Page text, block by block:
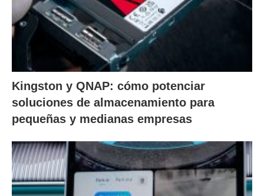
Kingston y QNAP: cómo potenciar
soluciones de almacenamiento para
pequeñas y medianas empresas